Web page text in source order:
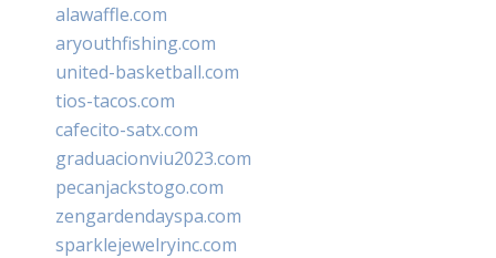
alawaffle.com
aryouthfishing.com
united-basketball.com
tios-tacos.com
cafecito-satx.com
graduacionviu2023.com
pecanjackstogo.com
zengardendayspa.com
sparklejewelryinc.com